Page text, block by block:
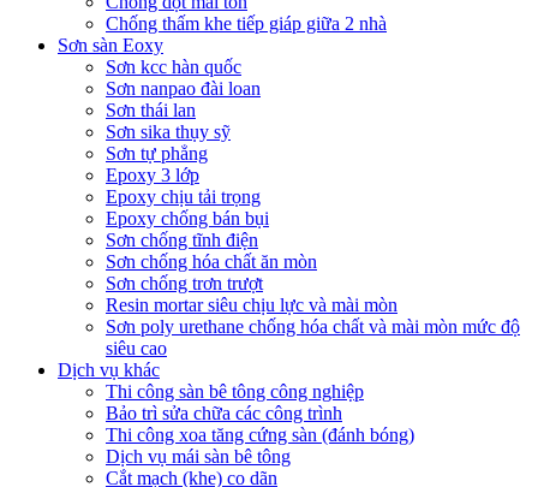
Chống thấm khe tiếp giáp giữa 2 nhà
Sơn sàn Eoxy
Sơn kcc hàn quốc
Sơn nanpao đài loan
Sơn thái lan
Sơn sika thụy sỹ
Sơn tự phẳng
Epoxy 3 lớp
Epoxy chịu tải trọng
Epoxy chống bán bụi
Sơn chống tĩnh điện
Sơn chống hóa chất ăn mòn
Sơn chống trơn trượt
Resin mortar siêu chịu lực và mài mòn
Sơn poly urethane chống hóa chất và mài mòn mức độ
siêu cao
Dịch vụ khác
Thi công sàn bê tông công nghiệp
Bảo trì sửa chữa các công trình
Thi công xoa tăng cứng sàn (đánh bóng)
Dịch vụ mái sàn bê tông
Cắt mạch (khe) co dãn